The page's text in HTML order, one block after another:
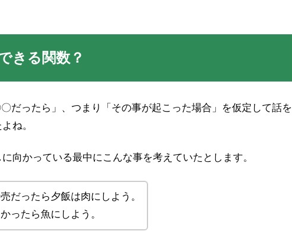
きる関数？
〇だったら」、つまり「その事が起こった場合」を仮定して話を
ね。
向かっている最中にこんな事を考えていたとします。
だったら夕飯は肉にしよう。
ったら魚にしよう。